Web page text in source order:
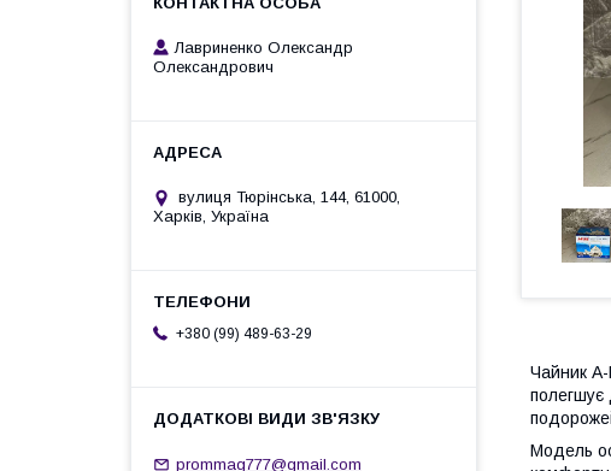
Чайник А-
полегшує
Модель
Лавриненко Олександр
Олександрович
вулиця Тюрінська, 144, 61000,
Харків, Україна
+380 (99) 489-63-29
prommag777@gmail.com